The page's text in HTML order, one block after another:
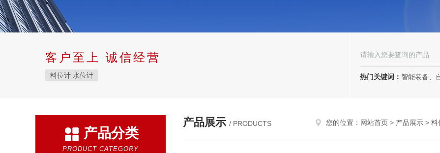
客户至上 诚信经营
料位计 水位计 热门关键词： 智能装备、自动化装备、高低压电器、成套
产品分类
PRODUCT CATEGORY
产品展示 / PRODUCTS 您的位置： 网站首页 > 产品展示 > 料